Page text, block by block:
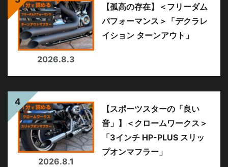
2026.8.3
【孤高の存在】＜フリーダム
パフォーマンス＞「デクラレ
イション ターンアウト」
2026.8.1
【スポーツスターの「良い
音」】＜クロームワークス＞
「3インチ HP-PLUS スリッ
プオンマフラー」